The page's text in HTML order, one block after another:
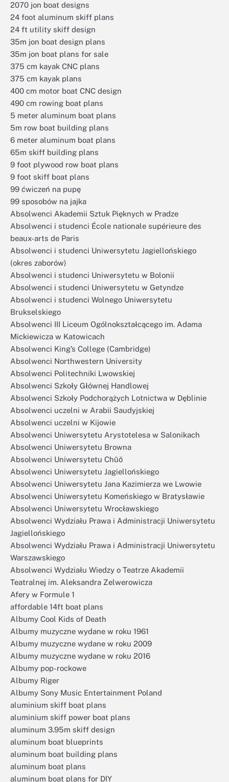
2070 jon boat designs
24 foot aluminum skiff plans
24 ft utility skiff design
35m jon boat design plans
35m jon boat plans for sale
375 cm kayak CNC plans
375 cm kayak plans
400 cm motor boat CNC design
490 cm rowing boat plans
5 meter aluminum boat plans
5m row boat building plans
6 meter aluminum boat plans
65m skiff building plans
9 foot plywood row boat plans
9 foot skiff boat plans
99 ćwiczeń na pupę
99 sposobów na jajka
Absolwenci Akademii Sztuk Pięknych w Pradze
Absolwenci i studenci École nationale supérieure des
beaux-arts de Paris
Absolwenci i studenci Uniwersytetu Jagiellońskiego
(okres zaborów)
Absolwenci i studenci Uniwersytetu w Bolonii
Absolwenci i studenci Uniwersytetu w Getyndze
Absolwenci i studenci Wolnego Uniwersytetu
Brukselskiego
Absolwenci III Liceum Ogólnokształcącego im. Adama
Mickiewicza w Katowicach
Absolwenci King’s College (Cambridge)
Absolwenci Northwestern University
Absolwenci Politechniki Lwowskiej
Absolwenci Szkoły Głównej Handlowej
Absolwenci Szkoły Podchorążych Lotnictwa w Dęblinie
Absolwenci uczelni w Arabii Saudyjskiej
Absolwenci uczelni w Kijowie
Absolwenci Uniwersytetu Arystotelesa w Salonikach
Absolwenci Uniwersytetu Browna
Absolwenci Uniwersytetu Chūō
Absolwenci Uniwersytetu Jagiellońskiego
Absolwenci Uniwersytetu Jana Kazimierza we Lwowie
Absolwenci Uniwersytetu Komeńskiego w Bratysławie
Absolwenci Uniwersytetu Wrocławskiego
Absolwenci Wydziału Prawa i Administracji Uniwersytetu
Jagiellońskiego
Absolwenci Wydziału Prawa i Administracji Uniwersytetu
Warszawskiego
Absolwenci Wydziału Wiedzy o Teatrze Akademii
Teatralnej im. Aleksandra Zelwerowicza
Afery w Formule 1
affordable 14ft boat plans
Albumy Cool Kids of Death
Albumy muzyczne wydane w roku 1961
Albumy muzyczne wydane w roku 2009
Albumy muzyczne wydane w roku 2016
Albumy pop-rockowe
Albumy Riger
Albumy Sony Music Entertainment Poland
aluminium skiff boat plans
aluminium skiff power boat plans
aluminum 3.95m skiff design
aluminum boat blueprints
aluminum boat building plans
aluminum boat plans
aluminum boat plans for DIY